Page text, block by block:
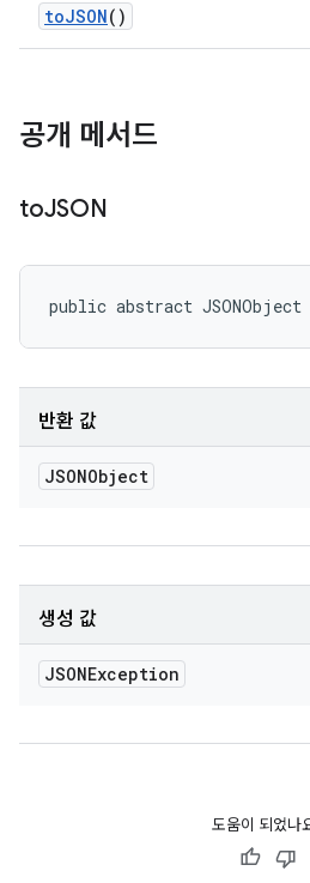
toJSON()
공개 메서드
toJSON
public abstract JSONObject
반환 값
JSONObject
생성 값
JSONException
도움이 되었나